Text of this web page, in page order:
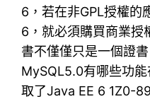
6，若在非GPL授權的
6，就必須購買商業
書不僅僅只是一個證
MySQL5.0有哪些功
取了Java EE 6 1Z0-